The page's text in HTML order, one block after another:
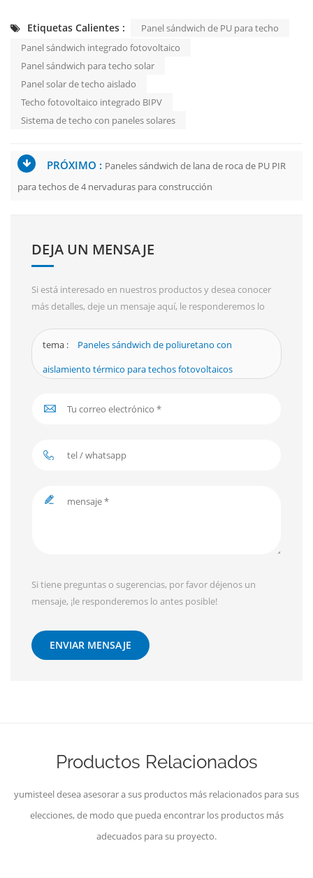
Etiquetas Calientes :
Panel sándwich de PU para techo
Panel sándwich integrado fotovoltaico
Panel sándwich para techo solar
Panel solar de techo aislado
Techo fotovoltaico integrado BIPV
Sistema de techo con paneles solares
PRÓXIMO : Paneles sándwich de lana de roca de PU PIR
para techos de 4 nervaduras para construcción
DEJA UN MENSAJE
Si está interesado en nuestros productos y desea conocer
más detalles, deje un mensaje aquí, le responderemos lo
tema :
Paneles sándwich de poliuretano con
aislamiento térmico para techos fotovoltaicos
Si tiene preguntas o sugerencias, por favor déjenos un
mensaje, ¡le responderemos lo antes posible!
ENVIAR MENSAJE
Productos Relacionados
yumisteel desea asesorar a sus productos más relacionados para sus
elecciones, de modo que pueda encontrar los productos más
adecuados para su proyecto.